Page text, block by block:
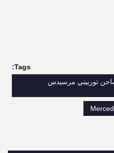
Tags:
توربيني مرسيدس